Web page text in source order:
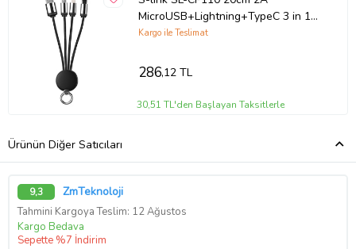
MicroUSB+Lightning+TypeC 3 in 1
LED Logolu Şarj Kablosu
Kargo ile Teslimat
286,12 TL
30,51 TL'den Başlayan Taksitlerle
Ürünün Diğer Satıcıları
9,3 ZmTeknoloji
Tahmini Kargoya Teslim: 12 Ağustos
Kargo Bedava
Sepette %7 İndirim